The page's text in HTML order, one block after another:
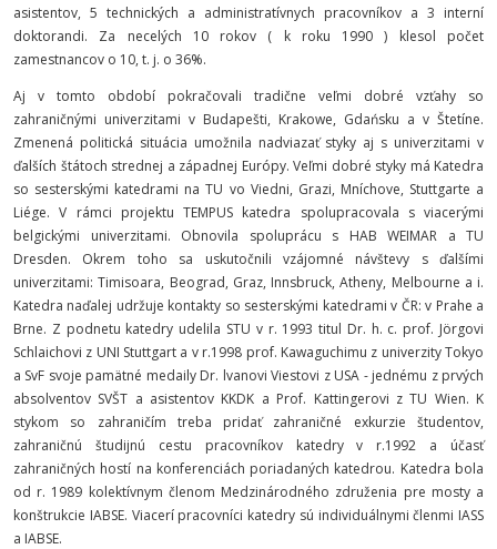
asistentov, 5 technických a administratívnych pracovníkov a 3 interní
doktorandi. Za necelých 10 rokov ( k roku 1990 ) klesol počet
zamestnancov o 10, t. j. o 36%.
Aj v tomto období pokračovali tradične veľmi dobré vzťahy so
zahraničnými univerzitami v Budapešti, Krakowe, Gdańsku a v Štetíne.
Zmenená politická situácia umožnila nadviazať styky aj s univerzitami v
ďalších štátoch strednej a západnej Európy. Veľmi dobré styky má Katedra
so sesterskými katedrami na TU vo Viedni, Grazi, Mníchove, Stuttgarte a
Liége. V rámci projektu TEMPUS katedra spolupracovala s viacerými
belgickými univerzitami. Obnovila spoluprácu s HAB WEIMAR a TU
Dresden. Okrem toho sa uskutočnili vzájomné návštevy s ďalšími
univerzitami: Timisoara, Beograd, Graz, Innsbruck, Atheny, Melbourne a i.
Katedra naďalej udržuje kontakty so sesterskými katedrami v ČR: v Prahe a
Brne. Z podnetu katedry udelila STU v r. 1993 titul Dr. h. c. prof. Jörgovi
Schlaichovi z UNI Stuttgart a v r.1998 prof. Kawaguchimu z univerzity Tokyo
a SvF svoje pamätné medaily Dr. lvanovi Viestovi z USA - jednému z prvých
absolventov SVŠT a asistentov KKDK a Prof. Kattingerovi z TU Wien. K
stykom so zahraničím treba pridať zahraničné exkurzie študentov,
zahraničnú študijnú cestu pracovníkov katedry v r.1992 a účasť
zahraničných hostí na konferenciách poriadaných katedrou. Katedra bola
od r. 1989 kolektívnym členom Medzinárodného združenia pre mosty a
konštrukcie IABSE. Viacerí pracovníci katedry sú individuálnymi členmi IASS
a IABSE.